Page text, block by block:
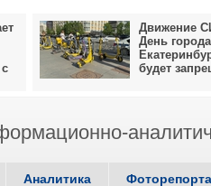
Движение
День города
будет
Аналитика